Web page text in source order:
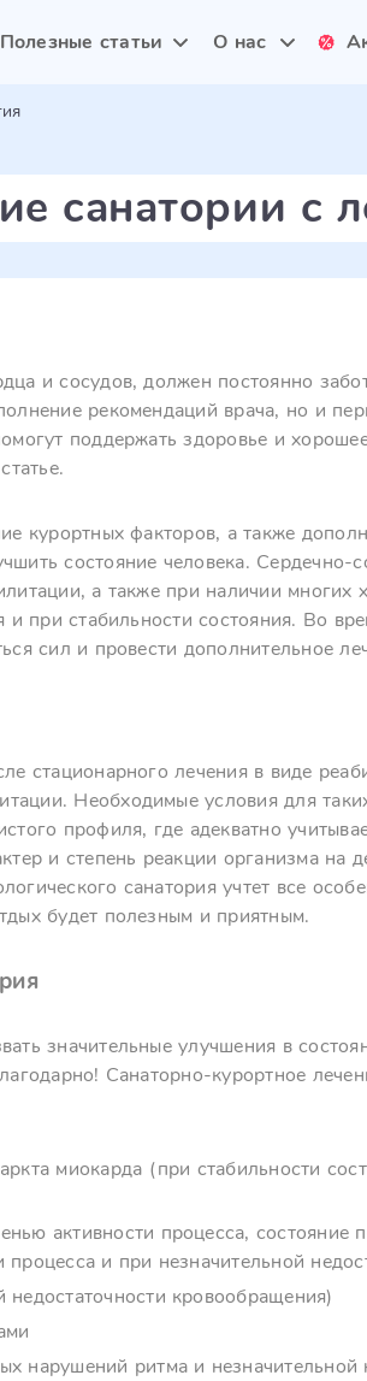
Полезные статьи О нас
санатории с
и сосудов, должен постоянно
рекомендаций врача, но и
поддержать здоровье и
курортных факторов, а также
состояние человека. Сердечно-
а также при наличии многих
при стабильности состояния. Во
сил и провести дополнительное
стационарного лечения в виде
Необходимые условия для
профиля, где адекватно
и степень реакции организма на
санатория учтет все
будет полезным и приятным.
значительные улучшения в
Санаторно-курортное
миокарда (при стабильности
активности процесса, состояние
процесса и при незначительной
кровообращения)
нарушений ритма и незначительной